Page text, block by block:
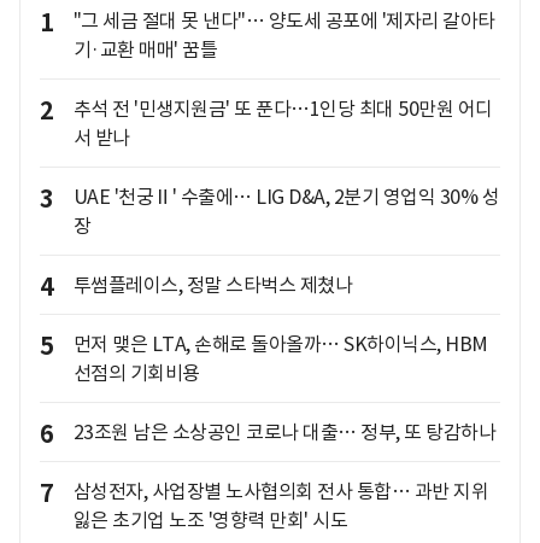
1
"그 세금 절대 못 낸다"… 양도세 공포에 '제자리 갈아타
기·교환 매매' 꿈틀
2
추석 전 '민생지원금' 또 푼다…1인당 최대 50만원 어디
서 받나
3
UAE '천궁Ⅱ' 수출에… LIG D&A, 2분기 영업익 30% 성
장
4 투썸플레이스, 정말 스타벅스 제쳤나
5
먼저 맺은 LTA, 손해로 돌아올까… SK하이닉스, HBM
선점의 기회비용
6 23조원 남은 소상공인 코로나 대출… 정부, 또 탕감하나
7
삼성전자, 사업장별 노사협의회 전사 통합… 과반 지위
잃은 초기업 노조 '영향력 만회' 시도